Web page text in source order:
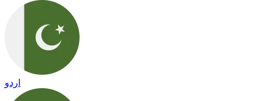
اردو